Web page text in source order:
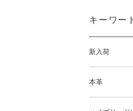
キーワー
新入荷
本革